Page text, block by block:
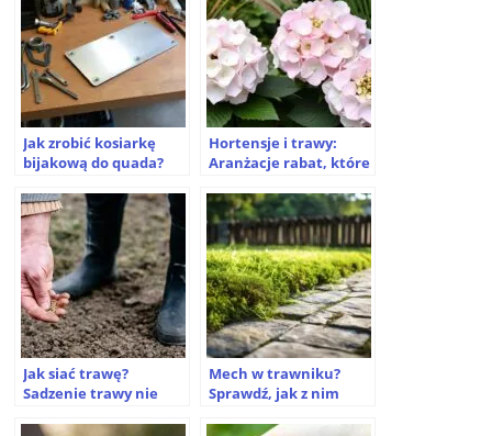
Jak zrobić kosiarkę
bijakową do quada?
DIY
Hortensje i trawy:
Aranżacje rabat, które
Jak siać trawę?
Sadzenie trawy nie
Mech w trawniku?
Sprawdź, jak z nim